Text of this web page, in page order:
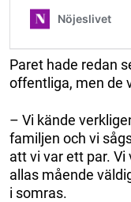
Paret hade redan
offentliga, men de
– Vi kände
familjen och vi
att vi var ett par.
allas mående
i somras.